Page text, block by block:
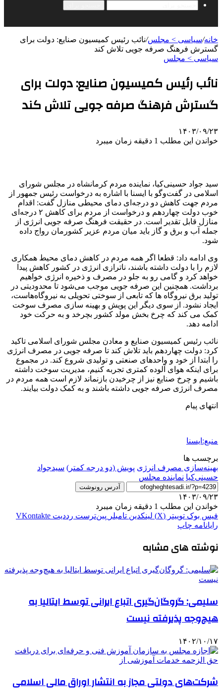
خانه/سیاسی > مجلس/نائب رئیس کمیسیون صنایع: دولت برای
گسترش فرهنگ صرفه جویی تلاش کند
سیاسی > مجلس
نائب رئیس کمیسیون صنایع: دولت برای
گسترش فرهنگ صرفه جویی تلاش کند
۱۴۰۳/۰۹/۲۳
خواندن این مطلب 1 دقیقه زمان میبرد
سید جواد حسینی‌کیا، نماینده مردم کرمانشاه در مجلس شورای
اسلامی در گفت‌وگو با ایسنا با اشاره به درخواست رئیس جمهور از
مردم جهت کاهش دو درجه‌ای دمای محیطی منازل گفت: اقدام
خوب دولت چهاردهم و درخواست از مردم برای کاهش ۲ درجه‌ای
منازل قابل تقدیر است. در حقیقت فرهنگ صرفه جویی انرژی از
جمله آب و برق و گاز باید میان مردم عزیر کشورمان رواج داده
شود.
وی ادامه داد: قطعا اگر همه مردم در کاهش دمای محیط همکاری
لازم را با دولت داشته باشند، ناترازی انرژی در کشور کاهش پیدا
خواهد کرد و گامی رو به جلو در مصرف و ذخیره انرژی خواهیم
برداشت. همچنین این صرفه جویی موجب می‌شود تا محدودیتی در
تولید برق نیروگاه ها که تابعی از سوختی تحویلی به نیروگاه‌هاست،
ایجاد نشود. از سوی دیگر این پویش و بهینه سازی مصرف سوخت
کمک می کند که چرخ بخش مولد کشور بچرخد و به حرکت خود
ادامه دهد.
نائب رئیس کمیسیون صنایع و معادن مجلس شورای اسلامی تاکید
کرد: دولت چهاردهم باید تلاش کند تا صرفه جویی در مصرف انرژی
را ابتدا از خود و واحدهای صنعتی و تولیدی شروع کند. در مجموع
برای اینکه هوای آلوده کمتری تجربه کنیم، مدیریت سوخت داشته
باشیم و چرخ صنایع نیز از چرخیدن بازنماند لازم است همه مردم در
مصرف انرژی صرفه جویی داشته باشند و به کمک دولت بیایند.
انتهای پیام
منبع:ایسنا
برچسب ها
بهینه‌سازی مصرف انرژی پویش (دو درجه کمتر) سیدجواد
حسینی‌کیا نماينده مجلس
آدرس رونوشت
۱۴۰۳/۰۹/۲۳
خواندن این مطلب 1 دقیقه زمان میبرد
فیس بوک توییتر (X) لینکدین ‫تامبلر ‫پین‌ترست ‫رددیت ‫VKontakte
رایانامه چاپ
نوشته های مشابه
سلیمی: گروگان‌گیری اتباع ایرانی توسط ایتالیا به
هیچ‌وجه پذیرفته نیست
۱۴۰۲/۱۰/۱۷
شرکت‌های دولتی مجاز به انتشار اوراق مالی اسلامی